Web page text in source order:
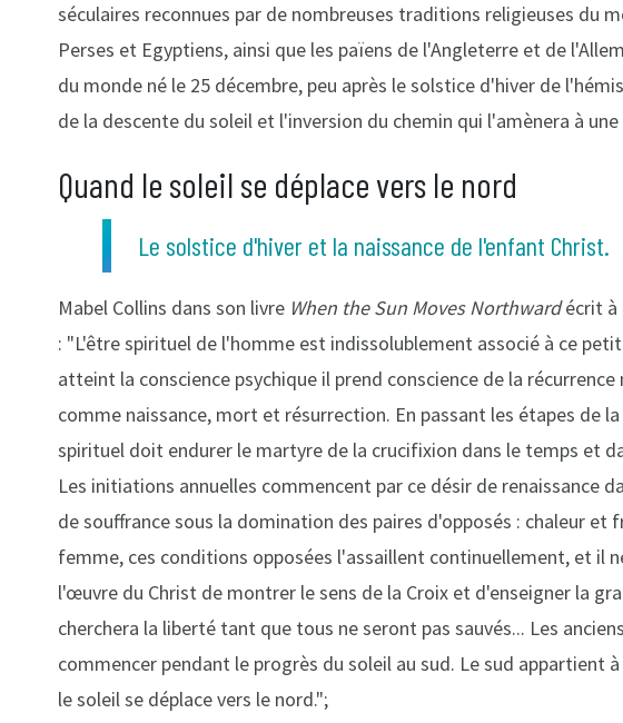
séculaires reconnues par de nombreuses traditions religieuses du
Perses et Egyptiens, ainsi que les païens de l'Angleterre et de
du monde né le 25 décembre, peu après le solstice d'hiver de
de la descente du soleil et l'inversion du chemin qui l'amènera à
Quand le soleil se déplace vers le nord
Le solstice d'hiver et la naissance de l'enfant Christ.
Mabel Collins dans son livre When the Sun Moves Northwardécrit à
: "L'être spirituel de l'homme est indissolublement associé à ce
atteint la conscience psychique il prend conscience de la
comme naissance, mort et résurrection. En passant les étapes de
spirituel doit endurer le martyre de la crucifixion dans le temps et
Les initiations annuelles commencent par ce désir de renaissance
de souffrance sous la domination des paires d'opposés : chaleur
femme, ces conditions opposées l'assaillent continuellement, et il
l'œuvre du Christ de montrer le sens de la Croix et d'enseigner la
cherchera la liberté tant que tous ne seront pas sauvés... Les
commencer pendant le progrès du soleil au sud. Le sud appartient
le soleil se déplace vers le nord.";